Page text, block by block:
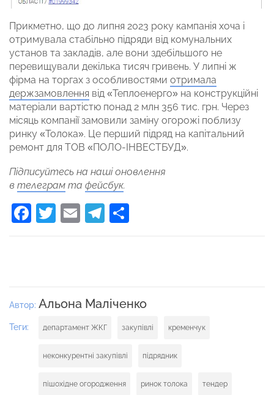
Прикметно, що до липня 2023 року кампанія хоча і
отримувала стабільно підряди від комунальних
установ та закладів, але вони здебільшого не
перевищували декілька тисяч гривень. У липні ж
фірма на торгах з особливостями отримала
держзамовлення від «Теплоенерго» на конструкційні
матеріали вартістю понад 2 млн 356 тис. грн. Через
місяць компанії замовили заміну огорожі поблизу
ринку «Толока». Це перший підряд на капітальний
ремонт для ТОВ «ПОЛО-ІНВЕСТБУД».
Підписуйтесь на наші оновлення
в телеграм та фейсбук.
Facebook
Twitter
EmailTelegram
Автор: Альона Маліченко
Теги: департамент ЖКГ закупівлі кременчук
неконкурентні закупівлі підрядник
пішохідне огородження ринок толока тендер